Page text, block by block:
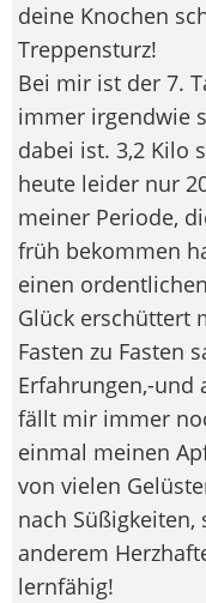
deine Knochen
Treppensturz!
Bei mir ist der 7.
immer irgendwie
dabei ist. 3,2 Kilo
heute leider nur
meiner Periode,
früh bekommen
einen
Glück erschüttert
Fasten zu Fasten
Erfahrungen,-und
fällt mir immer
einmal meinen
von vielen
nach Süßigkeiten,
anderem
lernfähig!